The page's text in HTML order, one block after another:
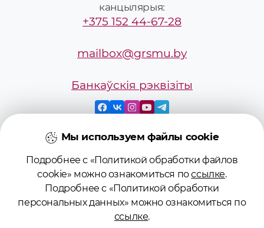
канцылярыя:
+375 152 44-67-28
mailbox@grsmu.by
Банкаўскія рэквізіты
© 2026 Учреждение образования
«Гродненский государственный
медицинский университет»
Регистрационное свидетельство №
Мы используем файлы cookie
Подробнее с «Политикой обработки файлов
cookie» можно ознакомиться поссылке.
Подробнее с «Политикой обработки
персональных данных» можно ознакомиться по
ссылке.